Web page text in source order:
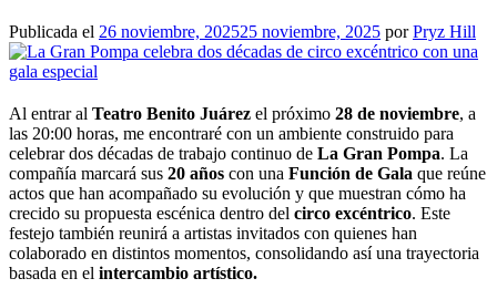
Publicada el 26 noviembre, 202525 noviembre, 2025 porPryz Hill
Al entrar al Teatro Benito Juárez el próximo 28 de noviembre, a
las 20:00 horas, me encontraré con un ambiente construido para
celebrar dos décadas de trabajo continuo de La Gran Pompa. La
compañía marcará sus 20 años con una Función de Gala que reúne
actos que han acompañado su evolución y que muestran cómo ha
crecido su propuesta escénica dentro del circo excéntrico. Este
festejo también reunirá a artistas invitados con quienes han
colaborado en distintos momentos, consolidando así una trayectoria
basada en el intercambio artístico.